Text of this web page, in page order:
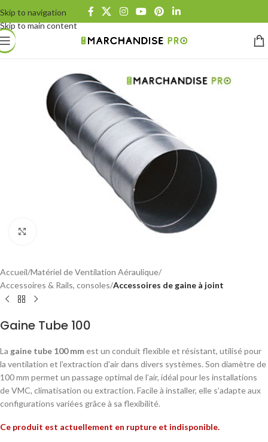
Skip to navigation
Skip to main content
Accueil Matériel de Ventilation Aéraulique
Accessoires & Rails, consoles Accessoires de gaine à joint
Gaine Tube 100
La gaine tube 100 mmest un conduit flexible et résistant, utilisé pour
la ventilation et l’extraction d’air dans divers systèmes. Son diamètre de
100 mm permet un passage optimal de l’air, idéal pour les installations
de VMC, climatisation ou extraction. Facile à installer, elle s’adapte aux
configurations variées grâce à sa flexibilité.
Ce produit est actuellement en rupture et indisponible.